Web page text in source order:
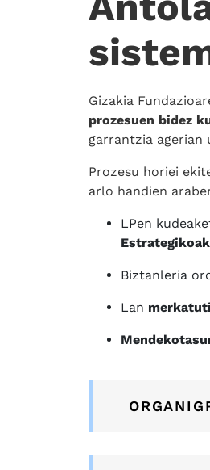
Gizakia
prozesuen bidez
garrantzia agerian
Prozesu horiei
arlo handien
LPen
Estrategikoak
Biztanleria
Lan